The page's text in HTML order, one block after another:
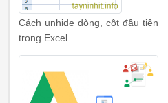
Cách unhide dòng, cột đầu tiên
trong Excel